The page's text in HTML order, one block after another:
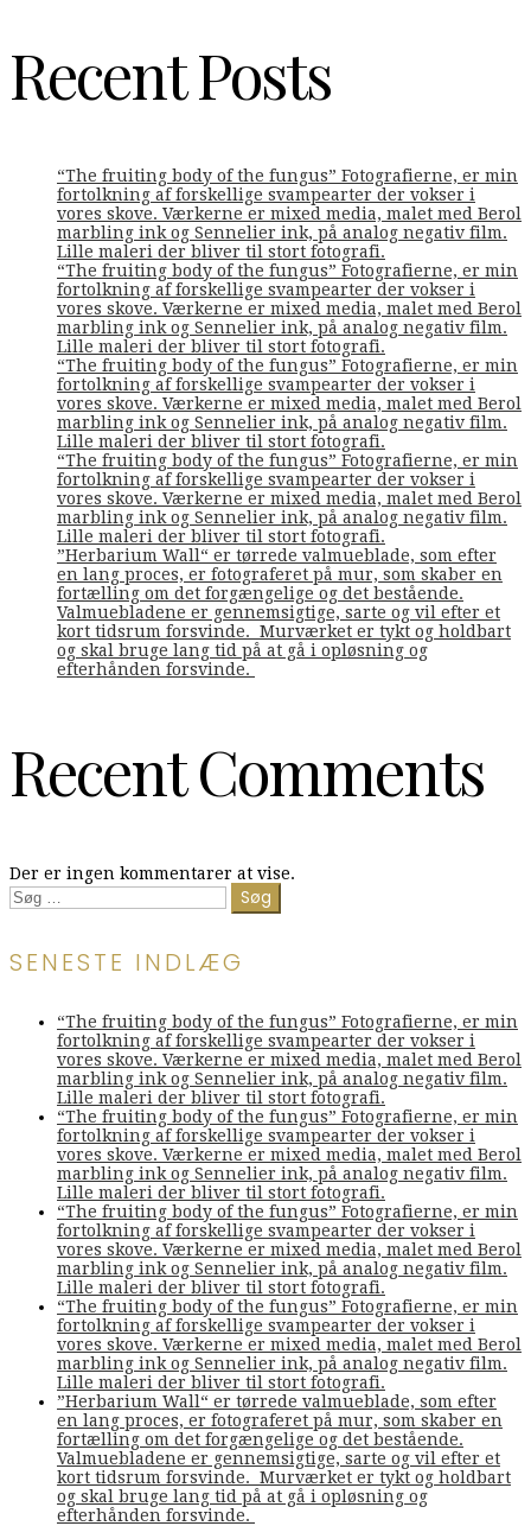
Recent Posts
“The fruiting body of the fungus” Fotografierne, er min
fortolkning af forskellige svampearter der vokser i
vores skove. Værkerne er mixed media, malet med Berol
marbling ink og Sennelier ink, på analog negativ film.
Lille maleri der bliver til stort fotografi.
“The fruiting body of the fungus” Fotografierne, er min
fortolkning af forskellige svampearter der vokser i
vores skove. Værkerne er mixed media, malet med Berol
marbling ink og Sennelier ink, på analog negativ film.
Lille maleri der bliver til stort fotografi.
“The fruiting body of the fungus” Fotografierne, er min
fortolkning af forskellige svampearter der vokser i
vores skove. Værkerne er mixed media, malet med Berol
marbling ink og Sennelier ink, på analog negativ film.
Lille maleri der bliver til stort fotografi.
“The fruiting body of the fungus” Fotografierne, er min
fortolkning af forskellige svampearter der vokser i
vores skove. Værkerne er mixed media, malet med Berol
marbling ink og Sennelier ink, på analog negativ film.
Lille maleri der bliver til stort fotografi.
”Herbarium Wall“ er tørrede valmueblade, som efter
en lang proces, er fotograferet på mur, som skaber en
fortælling om det forgængelige og det bestående.
Valmuebladene er gennemsigtige, sarte og vil efter et
kort tidsrum forsvinde. Murværket er tykt og holdbart
og skal bruge lang tid på at gå i opløsning og
efterhånden forsvinde.
Recent Comments
Der er ingen kommentarer at vise.
Søg
efter:
SENESTE INDLÆG
“The fruiting body of the fungus” Fotografierne, er min
fortolkning af forskellige svampearter der vokser i
vores skove. Værkerne er mixed media, malet med Berol
marbling ink og Sennelier ink, på analog negativ film.
Lille maleri der bliver til stort fotografi.
“The fruiting body of the fungus” Fotografierne, er min
fortolkning af forskellige svampearter der vokser i
vores skove. Værkerne er mixed media, malet med Berol
marbling ink og Sennelier ink, på analog negativ film.
Lille maleri der bliver til stort fotografi.
“The fruiting body of the fungus” Fotografierne, er min
fortolkning af forskellige svampearter der vokser i
vores skove. Værkerne er mixed media, malet med Berol
marbling ink og Sennelier ink, på analog negativ film.
Lille maleri der bliver til stort fotografi.
“The fruiting body of the fungus” Fotografierne, er min
fortolkning af forskellige svampearter der vokser i
vores skove. Værkerne er mixed media, malet med Berol
marbling ink og Sennelier ink, på analog negativ film.
Lille maleri der bliver til stort fotografi.
”Herbarium Wall“ er tørrede valmueblade, som efter
en lang proces, er fotograferet på mur, som skaber en
fortælling om det forgængelige og det bestående.
Valmuebladene er gennemsigtige, sarte og vil efter et
kort tidsrum forsvinde. Murværket er tykt og holdbart
og skal bruge lang tid på at gå i opløsning og
efterhånden forsvinde.